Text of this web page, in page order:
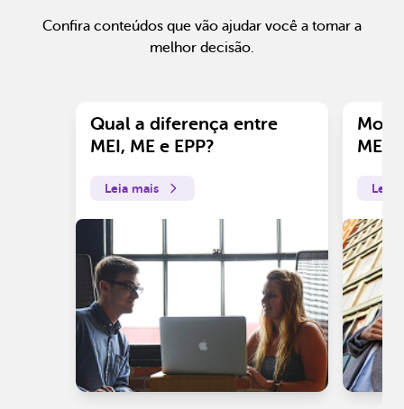
Confira conteúdos que vão ajudar você a tomar a
melhor decisão.
Qual a diferença entre
MEI, ME e EPP?
Leia mais
ME?
Leia